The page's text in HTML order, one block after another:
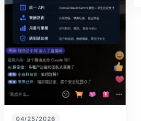
04/25/2026